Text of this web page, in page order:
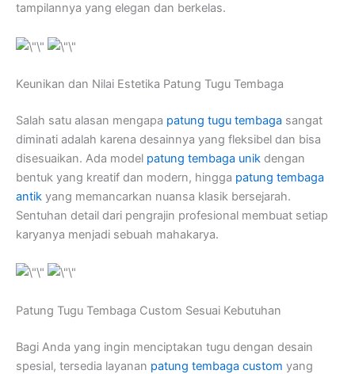
tampilannya yang elegan dan berkelas.
Keunikan dan Nilai Estetika Patung Tugu Tembaga
Salah satu alasan mengapa patung tugu tembaga sangat
diminati adalah karena desainnya yang fleksibel dan bisa
disesuaikan. Ada model patung tembaga unik dengan
bentuk yang kreatif dan modern, hingga patung tembaga
antik yang memancarkan nuansa klasik bersejarah.
Sentuhan detail dari pengrajin profesional membuat setiap
karyanya menjadi sebuah mahakarya.
Patung Tugu Tembaga Custom Sesuai Kebutuhan
Bagi Anda yang ingin menciptakan tugu dengan desain
spesial, tersedia layanan patung tembaga custom yang